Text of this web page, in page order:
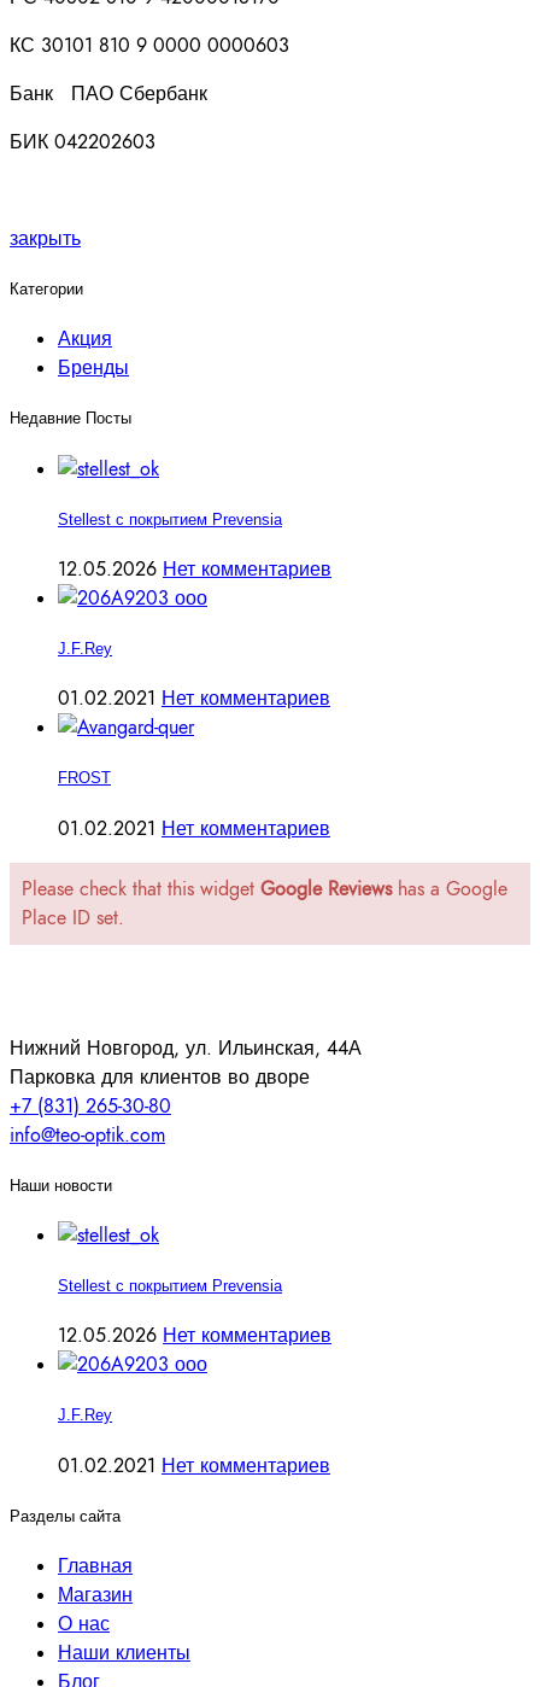
КС 30101 810 9 0000 0000603
Банк ПАО Сбербанк
БИК 042202603
закрыть
Категории
Акция
Бренды
Недавние Посты
Stellest с покрытием Prevensia
12.05.2026 Нет комментариев
J.F.Rey
01.02.2021 Нет комментариев
FROST
01.02.2021 Нет комментариев
Please check that this widget Google Reviewshas a Google
Place ID set.
Нижний Новгород, ул. Ильинская, 44А
Парковка для клиентов во дворе
+7 (831) 265-30-80
info@teo-optik.com
Наши новости
Stellest с покрытием Prevensia
12.05.2026 Нет комментариев
J.F.Rey
01.02.2021 Нет комментариев
Разделы сайта
Главная
Магазин
О нас
Наши клиенты